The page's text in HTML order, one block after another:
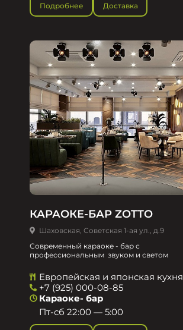
Подробнее Доставка
КАРАОКЕ-БАР ZOTTO
Шаховская, Советская 1-ая ул., д.9
Современный караоке - бар с
профессиональным звуком и светом
Европейская и японская кухня
+7 (925) 000-08-85
Караоке- бар
Пт-сб 22:00 — 5:00